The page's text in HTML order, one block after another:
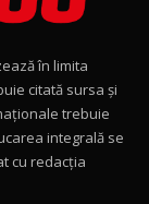
/ Test
în limita
citată sursa și
trebuie
integrală se
cu redacţia